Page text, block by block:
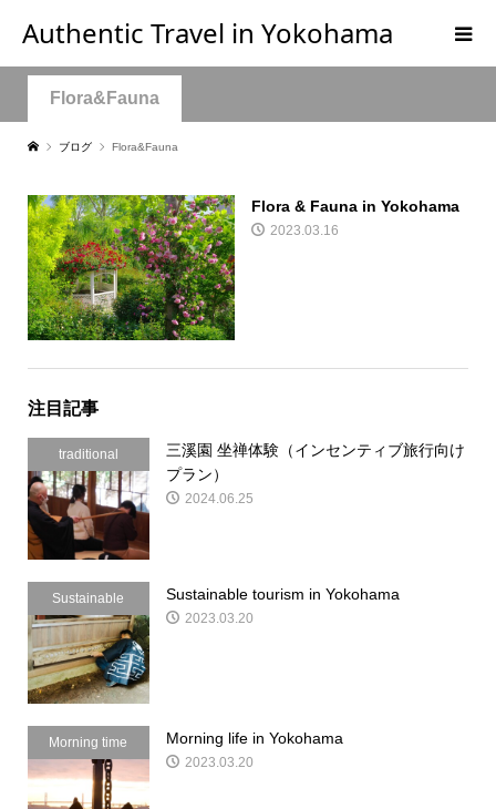
Authentic Travel in Yokohama
Flora&Fauna
ブログ Flora&Fauna
Flora & Fauna in Yokohama
2023.03.16
注目記事
traditional
三溪園 坐禅体験（インセンティブ旅行向け
プラン）
2024.06.25
Sustainable Sustainable tourism in Yokohama
2023.03.20
Morning time Morning life in Yokohama
2023.03.20